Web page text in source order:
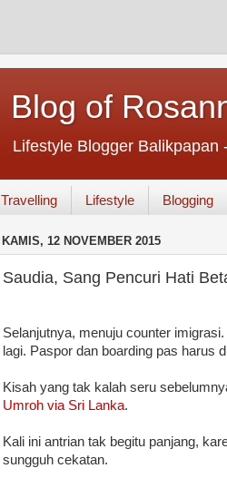
Blog of
Lifestyle Blogger Balikpapan
Travelling Lifestyle Blogging
KAMIS, 12 NOVEMBER 2015
Saudia, Sang Pencuri Hati
Selanjutnya, menuju counter
lagi. Paspor dan boarding pas harus
Kisah yang tak kalah seru
Umroh via Sri Lanka.
Kali ini antrian tak begitu panjang,
sungguh cekatan.